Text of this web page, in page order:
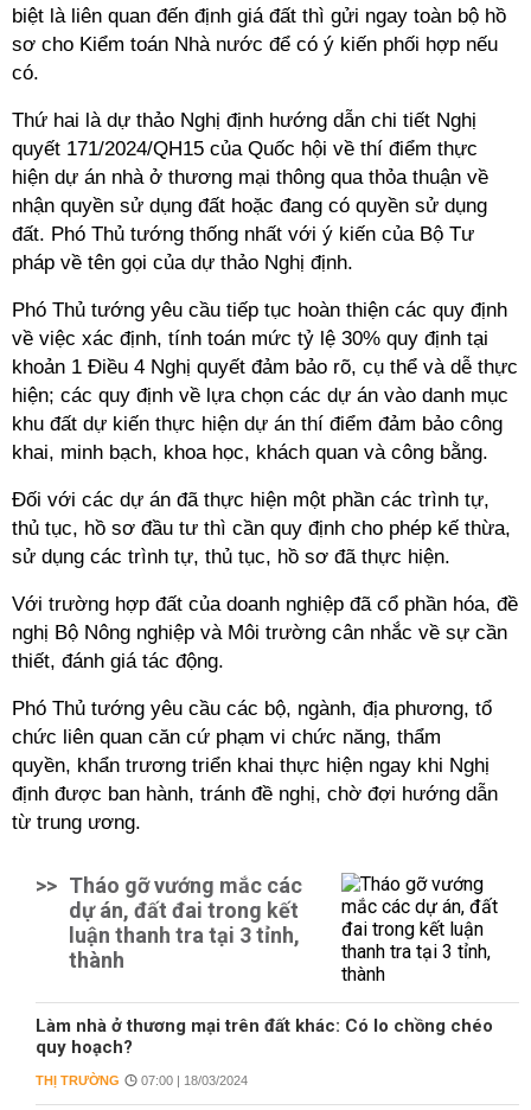
biệt là liên quan đến định giá đất thì gửi ngay toàn bộ hồ
sơ cho Kiểm toán Nhà nước để có ý kiến phối hợp nếu
có.
Thứ hai là dự thảo Nghị định hướng dẫn chi tiết Nghị
quyết 171/2024/QH15 của Quốc hội về thí điểm thực
hiện dự án nhà ở thương mại thông qua thỏa thuận về
nhận quyền sử dụng đất hoặc đang có quyền sử dụng
đất. Phó Thủ tướng thống nhất với ý kiến của Bộ Tư
pháp về tên gọi của dự thảo Nghị định.
Phó Thủ tướng yêu cầu tiếp tục hoàn thiện các quy định
về việc xác định, tính toán mức tỷ lệ 30% quy định tại
khoản 1 Điều 4 Nghị quyết đảm bảo rõ, cụ thể và dễ thực
hiện; các quy định về lựa chọn các dự án vào danh mục
khu đất dự kiến thực hiện dự án thí điểm đảm bảo công
khai, minh bạch, khoa học, khách quan và công bằng.
Đối với các dự án đã thực hiện một phần các trình tự,
thủ tục, hồ sơ đầu tư thì cần quy định cho phép kế thừa,
sử dụng các trình tự, thủ tục, hồ sơ đã thực hiện.
Với trường hợp đất của doanh nghiệp đã cổ phần hóa, đề
nghị Bộ Nông nghiệp và Môi trường cân nhắc về sự cần
thiết, đánh giá tác động.
Phó Thủ tướng yêu cầu các bộ, ngành, địa phương, tổ
chức liên quan căn cứ phạm vi chức năng, thẩm
quyền, khẩn trương triển khai thực hiện ngay khi Nghị
định được ban hành, tránh đề nghị, chờ đợi hướng dẫn
từ trung ương.
>> Tháo gỡ vướng mắc các
dự án, đất đai trong kết
luận thanh tra tại 3 tỉnh,
thành
Làm nhà ở thương mại trên đất khác: Có lo chồng chéo
quy hoạch?
THỊ TRƯỜNG 07:00 | 18/03/2024